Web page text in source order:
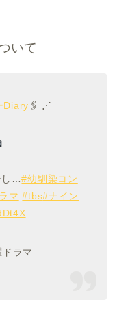
いて
Diary 🖇 ⋰
し…#幼馴染コン
マ #tbs#ナイン
ラマ